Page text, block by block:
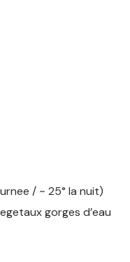
/ ~ 25° la nuit)
gorges d’eau